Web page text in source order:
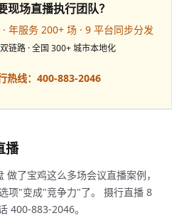
现场直播执行团队？
年服务 200+ 场 · 9 平台同步分发
链路 · 全国 300+ 城市本地化
热线：400-883-2046
播
了宝鸡这么多场会议直播案例，
项"变成"竞争力"了。 摄行直播 8
400-883-2046。